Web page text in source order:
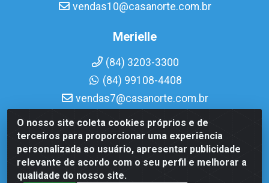
O nosso site coleta cookies próprios e de
terceiros para proporcionar uma experiência
personalizada ao usuário, apresentar publicidade
relevante de acordo com o seu perfil e melhorar a
qualidade do nosso site.
vendas10@casanorte.com.br
Merielle
(84) 3203-3300
(84) 99108-4408
vendas7@casanorte.com.br
Casa Norte LTDA - Av. Interventor Mário Câmara, 1815 -
Dix-Sept Rosado, Natal/RN - CEP 59054-600 - CNPJ
08.713.513/0001-51